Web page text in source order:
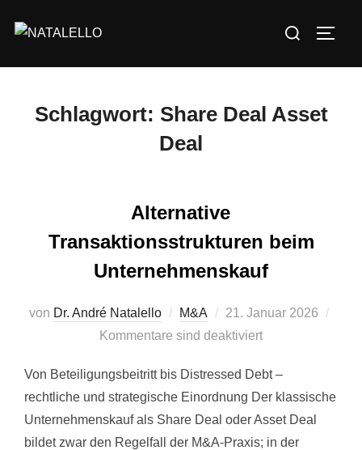
Schlagwort: Share Deal Asset
Deal
Alternative
Transaktionsstrukturen beim
Unternehmenskauf
von Dr. André Natalello M&A
21. Januar 2026
Kommentare sind deaktiviert
Von Beteiligungsbeitritt bis Distressed Debt –
rechtliche und strategische Einordnung Der klassische
Unternehmenskauf als Share Deal oder Asset Deal
bildet zwar den Regelfall der M&A-Praxis; in der